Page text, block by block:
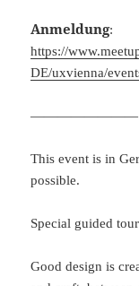
Anmeldung:
https://
DE/uxvienna/
————————
This event is in
possible.
Special guided
Good design is